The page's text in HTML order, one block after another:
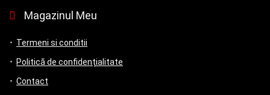
Magazinul Meu
Termeni si conditii
Politică de confidențialitate
Contact